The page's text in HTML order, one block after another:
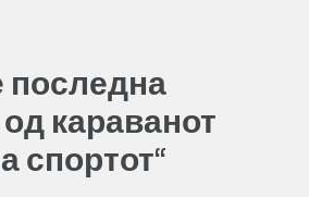
последна
караванот
спортот“